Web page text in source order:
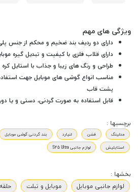
ویژگی های مهم
دارای دو ردیف بند ضخیم و محکم از جنس پلی
دارای قلاب فلزی با کیفیت و تبدیل گیره
طراحی و رنگ های زیبا و جذاب با استایل
مناسب انواع گوشی های موبایل جهت
پشت قاب
قابل استفاده به صورت گردنی، دستی و یا
برچسبها :
مدلینگ فشن لنیارد بند گردنی گوشی موبایل
استایلیش
لوازم جانبی S25 Ultra
بخشها :
لوازم جانبی موبایل
موبایل و تبلت